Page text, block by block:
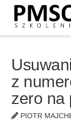
z
zero na
PIOTR